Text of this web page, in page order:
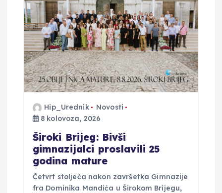
a
o
b
Hip_Urednik
Novosti
8 kolovoza, 2026
Široki Brijeg: Bivši
gimnazijalci proslavili 25
godina mature
Četvrt stoljeća nakon završetka Gimnazije
fra Dominika Mandića u Širokom Brijegu,